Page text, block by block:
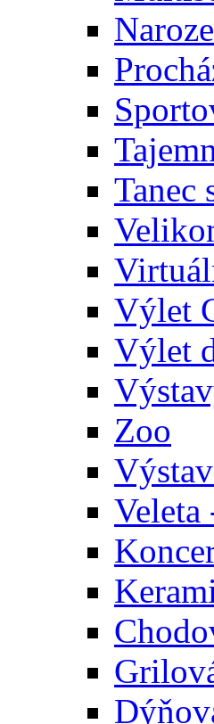
Tanec
Výlet
Výlet
Zoo
Veleta